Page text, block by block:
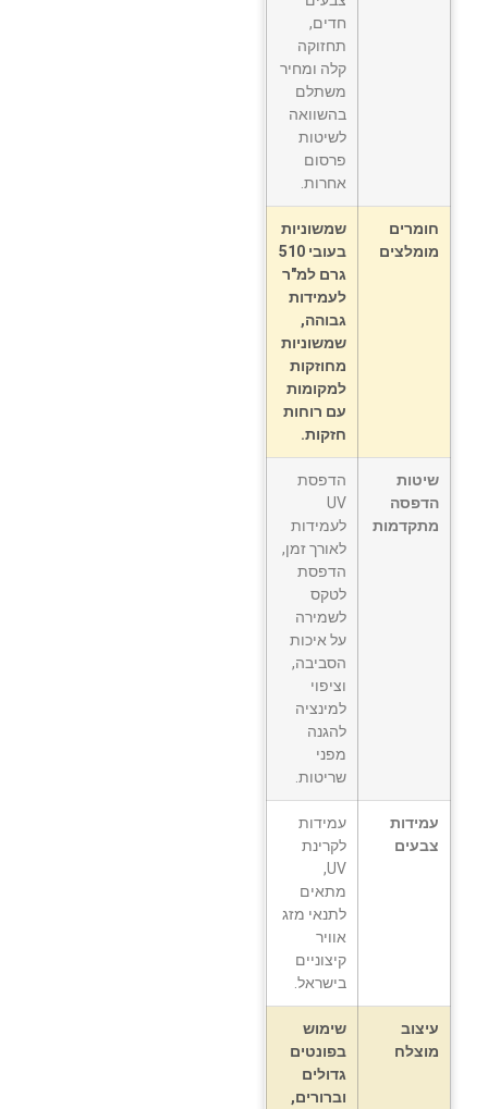
חדים,
תחזוקה
קלה ומחיר
משתלם
בהשוואה
לשיטות
פרסום
אחרות.
חומרים
מומלצים
שמשוניות
בעובי 510
גרם למ"ר
לעמידות
גבוהה,
שמשוניות
מחוזקות
למקומות
עם רוחות
חזקות.
שיטות
הדפסה
מתקדמות
הדפסת
UV
לעמידות
לאורך זמן,
הדפסת
לטקס
לשמירה
על איכות
הסביבה,
וציפוי
למינציה
להגנה
מפני
שריטות.
עמידות
צבעים
עמידות
לקרינת
UV,
מתאים
לתנאי מזג
אוויר
קיצוניים
בישראל.
עיצוב
מוצלח
שימוש
בפונטים
גדולים
וברורים,